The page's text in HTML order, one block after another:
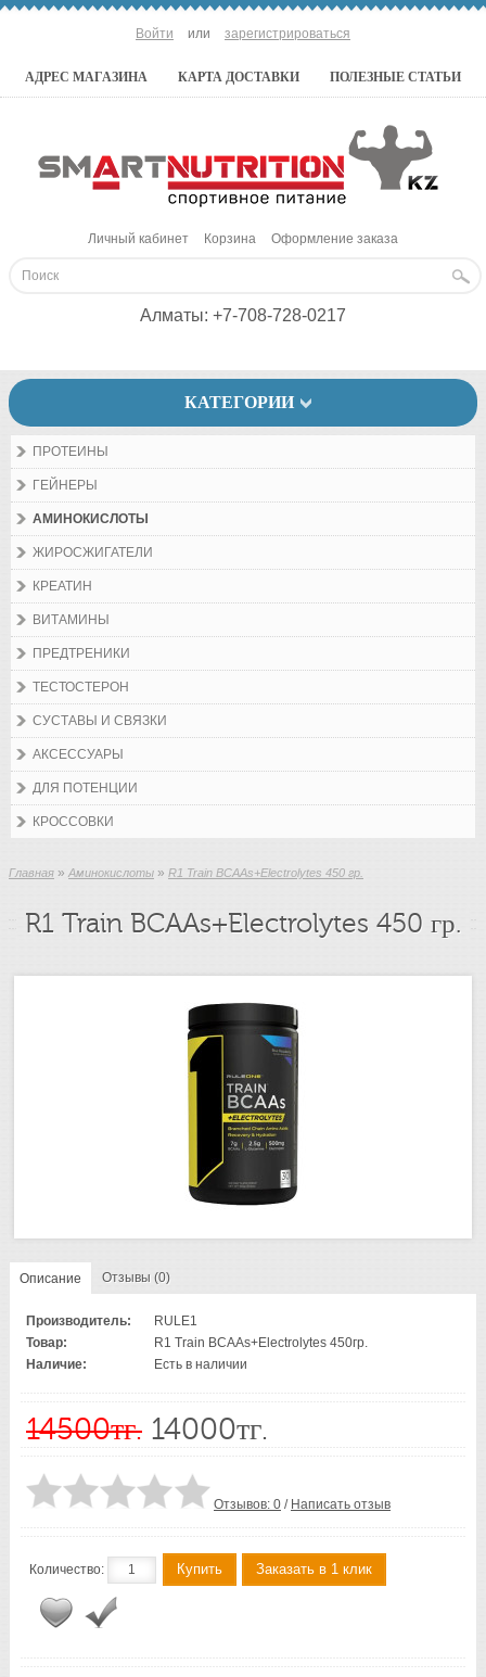
Войти или зарегистрироваться
АДРЕС МАГАЗИНА КАРТА ДОСТАВКИ ПОЛЕЗНЫЕ СТАТЬИ
Личный кабинет Корзина Оформление заказа
Алматы: +7-708-728-0217
КАТЕГОРИИ
ПРОТЕИНЫ
ГЕЙНЕРЫ
АМИНОКИСЛОТЫ
ЖИРОСЖИГАТЕЛИ
КРЕАТИН
ВИТАМИНЫ
ПРЕДТРЕНИКИ
ТЕСТОСТЕРОН
СУСТАВЫ И СВЯЗКИ
АКСЕССУАРЫ
ДЛЯ ПОТЕНЦИИ
КРОССОВКИ
Главная » Аминокислоты » R1 Train BCAAs+Electrolytes 450 гр.
R1 Train BCAAs+Electrolytes 450 гр.
Описание Отзывы (0)
Производитель:
RULE1
Товар:
R1 Train BCAAs+Electrolytes 450гр.
Наличие:
Есть в наличии
14500тг. 14000тг.
Отзывов: 0 / Написать отзыв
Количество: Купить Заказать в 1 клик